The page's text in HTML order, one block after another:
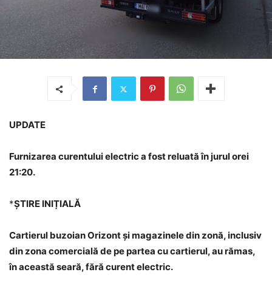
UPDATE
Furnizarea curentului electric a fost reluată în jurul orei
21:20.
*ȘTIRE INIȚIALĂ
Cartierul buzoian Orizont și magazinele din zonă, inclusiv
din zona comercială de pe partea cu cartierul, au rămas,
în această seară, fără curent electric.